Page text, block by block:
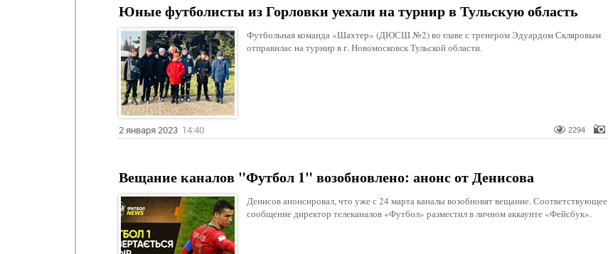
Юные футболисты из Горловки уехали на турнир в Тульскую область
Футбольная команда «Шахтер» (ДЮСШ №2) во главе с тренером Эдуардом Скляровым
отправилас на турнир в г. Новомосковск Тульской области.
2 января 2023 14:40 2294
Вещание каналов "Футбол 1" возобновлено: анонс от Денисова
Денисов анонсировал, что уже с 24 марта каналы возобновят вещание. Соответствующее
сообщение директор телеканалов «Футбол» разместил в личном аккаунте «Фейсбук».